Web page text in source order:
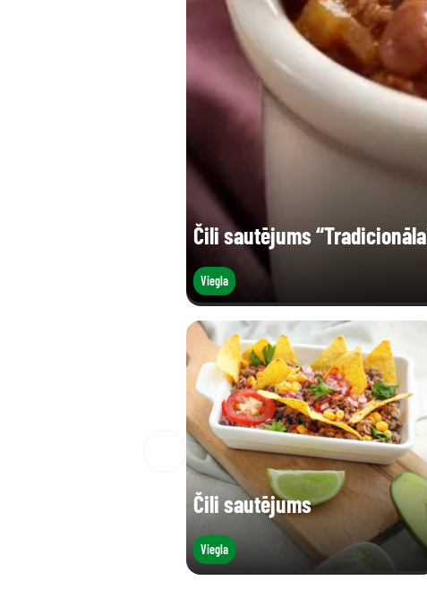
Čili sautējums
Viegla
Čili sautējums
Viegla